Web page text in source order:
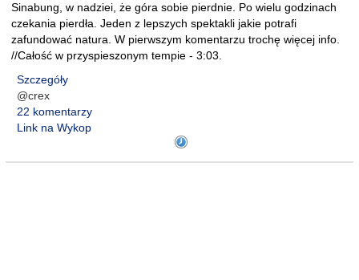
Sinabung, w nadziei, że góra sobie pierdnie. Po wielu godzinach
czekania pierdła. Jeden z lepszych spektakli jakie potrafi
zafundować natura. W pierwszym komentarzu trochę więcej info.
//Całość w przyspieszonym tempie - 3:03.
Szczegóły
@crex
22 komentarzy
Link na Wykop